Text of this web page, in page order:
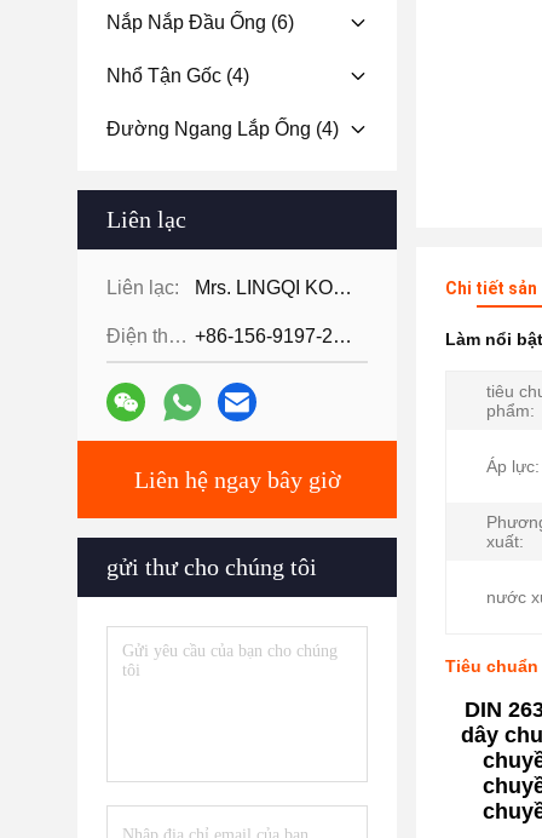
Nắp Nắp Đầu Ống (6)
Nhổ Tận Gốc (4)
Đường Ngang Lắp Ống (4)
Liên lạc
Liên lạc: Mrs. LINGQI KONG
Điện thoại: +86-156-9197-2150
Liên hệ ngay bây giờ
gửi thư cho chúng tôi
Chi tiết sản
Làm nổi
tiêu
phẩm:
Áp lực:
xuất:
nước
Tiêu chuẩn
DIN
dây